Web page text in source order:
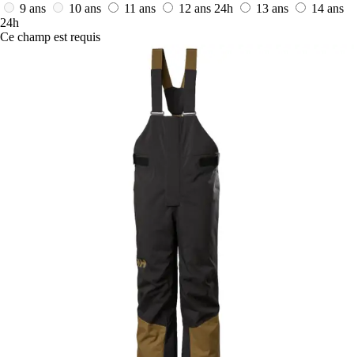
9 ans
10 ans 11 ans 12 ans 24h 13 ans
14 ans
24h
Ce champ est requis